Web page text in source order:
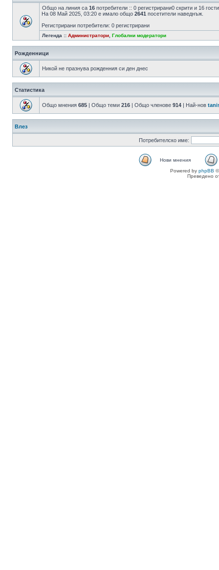
Общо на линия са 16 потребители :: 0 регистрирани0 скрити и 16
На 08 Май 2025, 03:20 е имало общо 2641 посетители наведнъж.
Регистрирани потребители: 0 регистрирани
Легенда :: Администратори Глобални модератори
Рожденници
Никой не празнува рожденния си ден днес
Статистика
Общо мнения 685 | Общо теми 216 | Общо членове 914 | Най-нов
Влез
Потребителско име:
Нови мнения
Powered by phpBB
Преведено